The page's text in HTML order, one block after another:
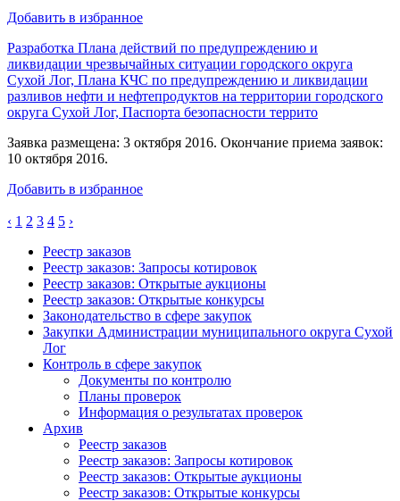
Добавить в избранное
Разработка Плана действий по предупреждению и
ликвидации чрезвычайных ситуации городского округа
Сухой Лог, Плана КЧС по предупреждению и ликвидации
разливов нефти и нефтепродуктов на территории городского
округа Сухой Лог, Паспорта безопасности террито
Заявка размещена: 3 октября 2016. Окончание приема заявок:
10 октября 2016.
Добавить в избранное
‹ 1 2 3 4 5 ›
Реестр заказов
Реестр заказов: Запросы котировок
Реестр заказов: Открытые аукционы
Реестр заказов: Открытые конкурсы
Законодательство в сфере закупок
Закупки Администрации муниципального округа Сухой
Лог
Контроль в сфере закупок
Документы по контролю
Планы проверок
Информация о результатах проверок
Архив
Реестр заказов
Реестр заказов: Запросы котировок
Реестр заказов: Открытые аукционы
Реестр заказов: Открытые конкурсы